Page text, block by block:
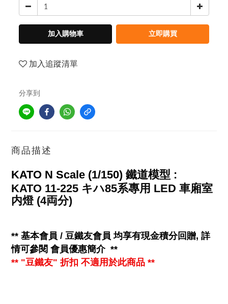
加入購物車 立即購買
加入追蹤清單
分享到
商品描述
KATO N Scale (1/150) 鐵道模型 :
KATO 11-225 キハ85系專用 LED 車廂室
内燈 (4両分)
** 基本會員 / 豆鐵友會員 均享有現金積分回贈, 詳
情可參閱 會員優惠簡介 **
** "豆鐵友" 折扣 不適用於此商品 **